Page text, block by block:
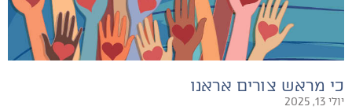
כי מראש צורים אראנו
יולי 13, 2025